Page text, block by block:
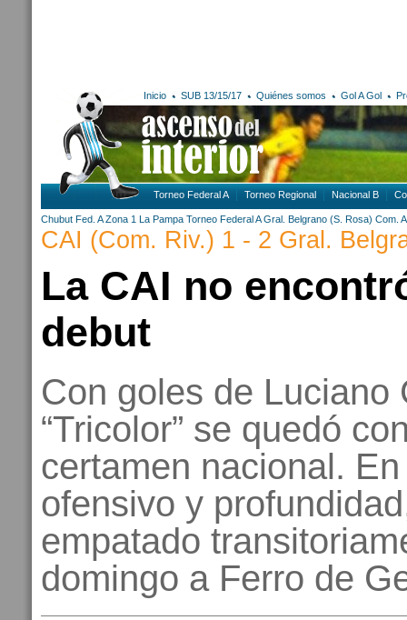
Inicio SUB 13/15/17 Quiénes somos Gol A Gol
Torneo Federal A Torneo Regional Nacional B
Chubut Fed. A Zona 1 La Pampa Torneo Federal A Gral. Belgrano (S. Rosa) Com.
CAI (Com. Riv.) 1 - 2 Gral.
La CAI no
debut
Con goles de Luciano
“Tricolor” se quedó
certamen nacional.
ofensivo y
empatado
domingo a Ferro de